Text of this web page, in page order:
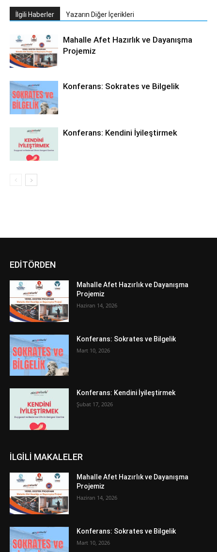
İlgili Haberler Yazarın Diğer İçerikleri
Mahalle Afet Hazırlık ve Dayanışma
Projemiz
Konferans: Sokrates ve Bilgelik
Konferans: Kendini İyileştirmek
EDİTÖRDEN
Mahalle Afet Hazırlık ve Dayanışma
Projemiz
Haziran 14, 2026
Konferans: Sokrates ve Bilgelik
Mart 10, 2026
Konferans: Kendini İyileştirmek
Şubat 17, 2026
İLGİLİ MAKALELER
Mahalle Afet Hazırlık ve Dayanışma
Projemiz
Haziran 14, 2026
Konferans: Sokrates ve Bilgelik
Mart 10, 2026